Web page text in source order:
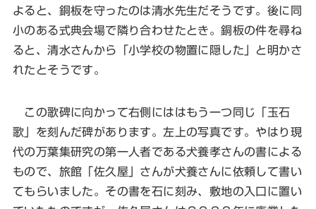
よると、銅板を守ったのは清水先生だそうです。後に同
小のある式典会場で隣り合わせたとき。銅板の件を尋ね
ると、清水さんから「小学校の物置に隠した」と明かさ
れたとそうです。
この歌碑に向かって右側にははもう一つ同じ「玉石
歌」を刻んだ碑があります。左上の写真です。やはり現
代の万葉集研究の第一人者である犬養孝さんの書による
もので、旅館「佐久屋」さんが犬養さんに依頼して書い
てもらいました。その書を石に刻み、敷地の入口に置い